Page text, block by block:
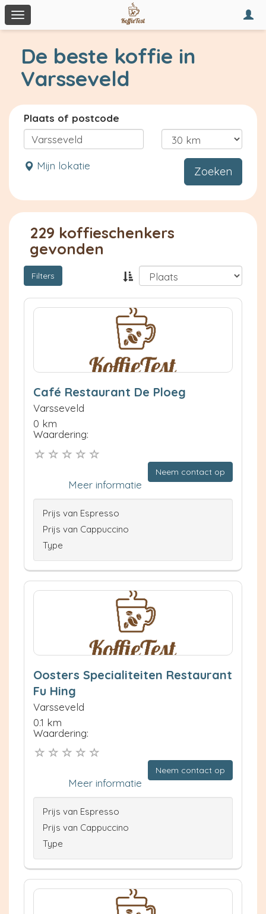
Toggle
navigation
De beste koffie in
Varsseveld
Plaats of postcode
Mijn lokatie Zoeken
229 koffieschenkers
gevonden
Filters
Café Restaurant De Ploeg
Varsseveld
0 km
Waardering:
Neem contact op
Meer informatie
Prijs van Espresso
Prijs van Cappuccino
Type
Oosters Specialiteiten Restaurant
Fu Hing
Varsseveld
0.1 km
Waardering:
Neem contact op
Meer informatie
Prijs van Espresso
Prijs van Cappuccino
Type